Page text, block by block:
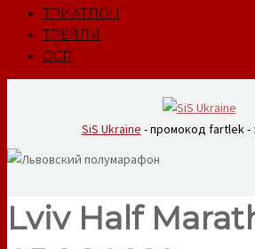
ТРИАТЛОН
ТРЕЙЛИ
OCR
SiS Ukraine - промокод fartlek -
Lviv Half